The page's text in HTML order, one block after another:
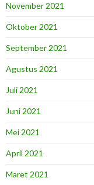
November 2021
Oktober 2021
September 2021
Agustus 2021
Juli 2021
Juni 2021
Mei 2021
April 2021
Maret 2021